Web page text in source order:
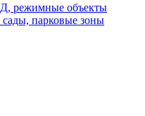
режимные объекты
парковые зоны